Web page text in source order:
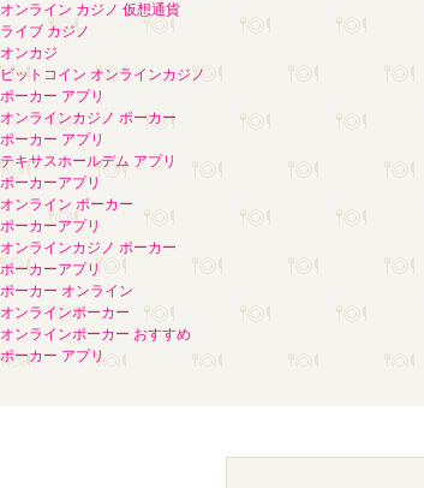
オンライン カジノ 仮想通貨
ライブ カジノ
オンカジ
ビットコイン オンラインカジノ
ポーカー アプリ
オンラインカジノ ポーカー
ポーカー アプリ
テキサスホールデム アプリ
ポーカーアプリ
オンライン ポーカー
ポーカーアプリ
オンラインカジノ ポーカー
ポーカーアプリ
ポーカー オンライン
オンラインポーカー
オンラインポーカー おすすめ
ポーカー アプリ